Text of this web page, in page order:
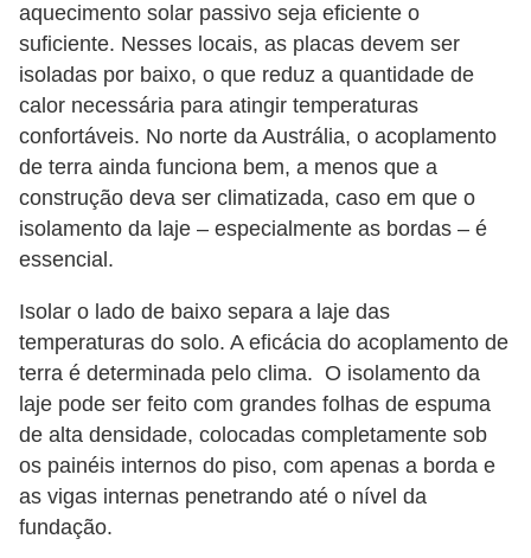
aquecimento solar passivo seja eficiente o
suficiente. Nesses locais, as placas devem ser
isoladas por baixo, o que reduz a quantidade de
calor necessária para atingir temperaturas
confortáveis. No norte da Austrália, o acoplamento
de terra ainda funciona bem, a menos que a
construção deva ser climatizada, caso em que o
isolamento da laje – especialmente as bordas – é
essencial.
Isolar o lado de baixo separa a laje das
temperaturas do solo. A eficácia do acoplamento de
terra é determinada pelo clima. O isolamento da
laje pode ser feito com grandes folhas de espuma
de alta densidade, colocadas completamente sob
os painéis internos do piso, com apenas a borda e
as vigas internas penetrando até o nível da
fundação.